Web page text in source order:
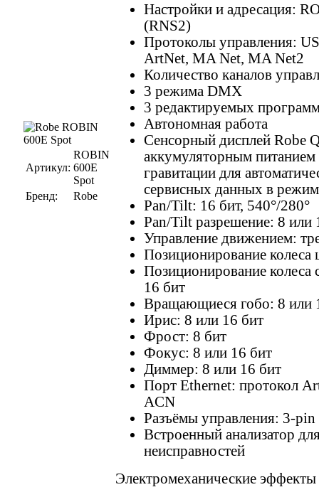
Артикул:
ROBIN
600E
Spot
Бренд:
Robe
Настройки и адресация:
(RNS2)
Протоколы управления:
ArtNet, MA Net, MA Net2
Количество каналов
3 режима DMX
3 редактируемых
Автономная работа
Сенсорный дисплей Robe
аккумуляторным
гравитации для
сервисных данных в
Pan/Tilt: 16 бит, 540°/280°
Pan/Tilt разрешение: 8 или
Управление движением:
Позиционирование колеса
Позиционирование колеса
16 бит
Вращающиеся гобо: 8 или
Ирис: 8 или 16 бит
Фрост: 8 бит
Фокус: 8 или 16 бит
Диммер: 8 или 16 бит
Порт Ethernet: протокол
ACN
Разъёмы управления: 3-
Встроенный анализатор
неисправностей
Электромеханические эффекты